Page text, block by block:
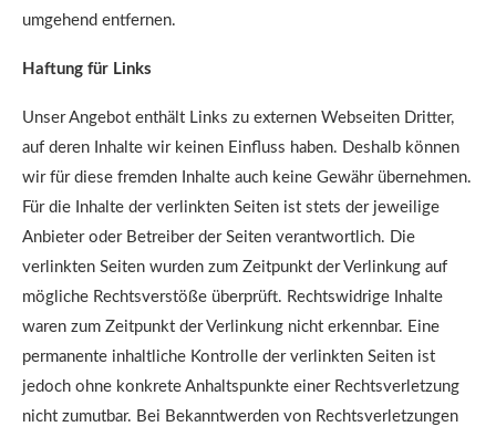
umgehend entfernen.
Haftung für Links
Unser Angebot enthält Links zu externen Webseiten Dritter,
auf deren Inhalte wir keinen Einfluss haben. Deshalb können
wir für diese fremden Inhalte auch keine Gewähr übernehmen.
Für die Inhalte der verlinkten Seiten ist stets der jeweilige
Anbieter oder Betreiber der Seiten verantwortlich. Die
verlinkten Seiten wurden zum Zeitpunkt der Verlinkung auf
mögliche Rechtsverstöße überprüft. Rechtswidrige Inhalte
waren zum Zeitpunkt der Verlinkung nicht erkennbar. Eine
permanente inhaltliche Kontrolle der verlinkten Seiten ist
jedoch ohne konkrete Anhaltspunkte einer Rechtsverletzung
nicht zumutbar. Bei Bekanntwerden von Rechtsverletzungen